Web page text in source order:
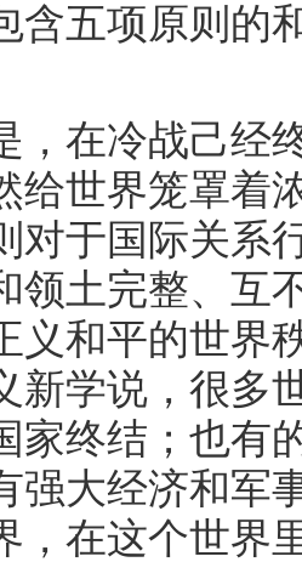
含五项原则的
在冷战己经终
给世界笼罩着
对于国际关系
领土完整、互
义和平的世界
新学说，很多
家终结；也有
强大经济和军
，在这个世界